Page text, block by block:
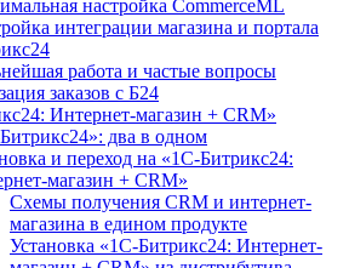
настройка CommerceML
интеграции магазина и портала
работа и частые вопросы
заказов с Б24
Интернет-магазин + CRM»
два в одном
и переход на «1С-Битрикс24:
магазин + CRM»
Схемы получения CRM и интернет-
магазина в едином продукте
Установка «1С-Битрикс24: Интернет-